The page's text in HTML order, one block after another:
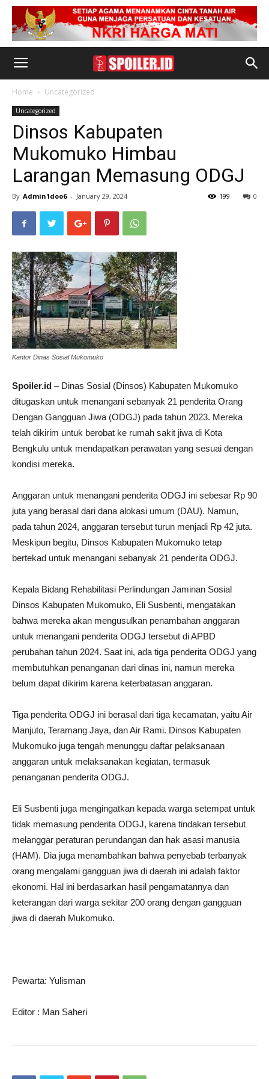
Home Uncategorized
Uncategorized
Dinsos Kabupaten
Mukomuko Himbau
Larangan Memasung ODGJ
By Admin1doo6 - January 29, 2024 0
199
Kantor Dinas Sosial Mukomuko
Spoiler.id – Dinas Sosial (Dinsos) Kabupaten Mukomuko
ditugaskan untuk menangani sebanyak 21 penderita Orang
Dengan Gangguan Jiwa (ODGJ) pada tahun 2023. Mereka
telah dikirim untuk berobat ke rumah sakit jiwa di Kota
Bengkulu untuk mendapatkan perawatan yang sesuai dengan
kondisi mereka.
Anggaran untuk menangani penderita ODGJ ini sebesar Rp 90
juta yang berasal dari dana alokasi umum (DAU). Namun,
pada tahun 2024, anggaran tersebut turun menjadi Rp 42 juta.
Meskipun begitu, Dinsos Kabupaten Mukomuko tetap
bertekad untuk menangani sebanyak 21 penderita ODGJ.
Kepala Bidang Rehabilitasi Perlindungan Jaminan Sosial
Dinsos Kabupaten Mukomuko, Eli Susbenti, mengatakan
bahwa mereka akan mengusulkan penambahan anggaran
untuk menangani penderita ODGJ tersebut di APBD
perubahan tahun 2024. Saat ini, ada tiga penderita ODGJ yang
membutuhkan penanganan dari dinas ini, namun mereka
belum dapat dikirim karena keterbatasan anggaran.
Tiga penderita ODGJ ini berasal dari tiga kecamatan, yaitu Air
Manjuto, Teramang Jaya, dan Air Rami. Dinsos Kabupaten
Mukomuko juga tengah menunggu daftar pelaksanaan
anggaran untuk melaksanakan kegiatan, termasuk
penanganan penderita ODGJ.
Eli Susbenti juga mengingatkan kepada warga setempat untuk
tidak memasung penderita ODGJ, karena tindakan tersebut
melanggar peraturan perundangan dan hak asasi manusia
(HAM). Dia juga menambahkan bahwa penyebab terbanyak
orang mengalami gangguan jiwa di daerah ini adalah faktor
ekonomi. Hal ini berdasarkan hasil pengamatannya dan
keterangan dari warga sekitar 200 orang dengan gangguan
jiwa di daerah Mukomuko.
Pewarta: Yulisman
Editor : Man Saheri